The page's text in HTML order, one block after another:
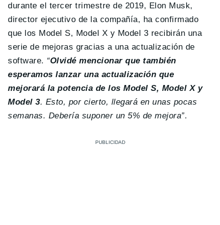
durante el tercer trimestre de 2019, Elon Musk,
director ejecutivo de la compañía, ha confirmado
que los Model S, Model X y Model 3 recibirán una
serie de mejoras gracias a una actualización de
software. “Olvidé mencionar que también
esperamos lanzar una actualización que
mejorará la potencia de los Model S, Model X y
Model 3. Esto, por cierto, llegará en unas pocas
semanas. Debería suponer un 5% de mejora”.